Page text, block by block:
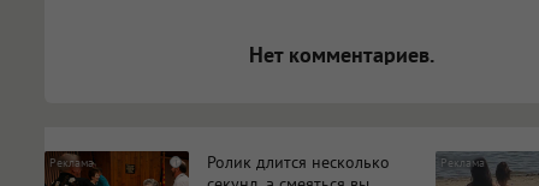
Нет комментариев.
i
Ролик длится несколько